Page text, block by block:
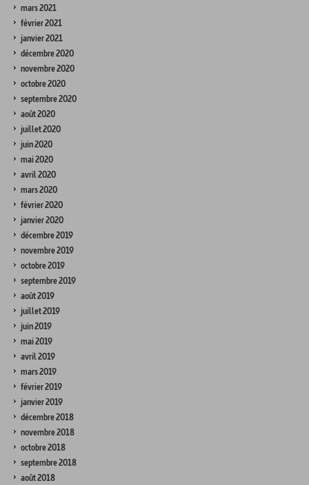
mars 2021
février 2021
janvier 2021
décembre 2020
novembre 2020
octobre 2020
septembre 2020
août 2020
juillet 2020
juin 2020
mai 2020
avril 2020
mars 2020
février 2020
janvier 2020
décembre 2019
novembre 2019
octobre 2019
septembre 2019
août 2019
juillet 2019
juin 2019
mai 2019
avril 2019
mars 2019
février 2019
janvier 2019
décembre 2018
novembre 2018
octobre 2018
septembre 2018
août 2018